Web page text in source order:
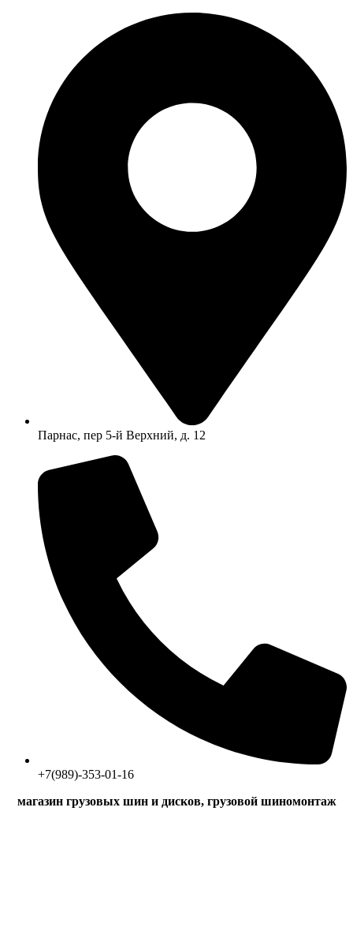
Парнас, пер 5-й Верхний, д. 12
+7(989)-353-01-16
магазин грузовых шин и дисков, грузовой шиномонтаж